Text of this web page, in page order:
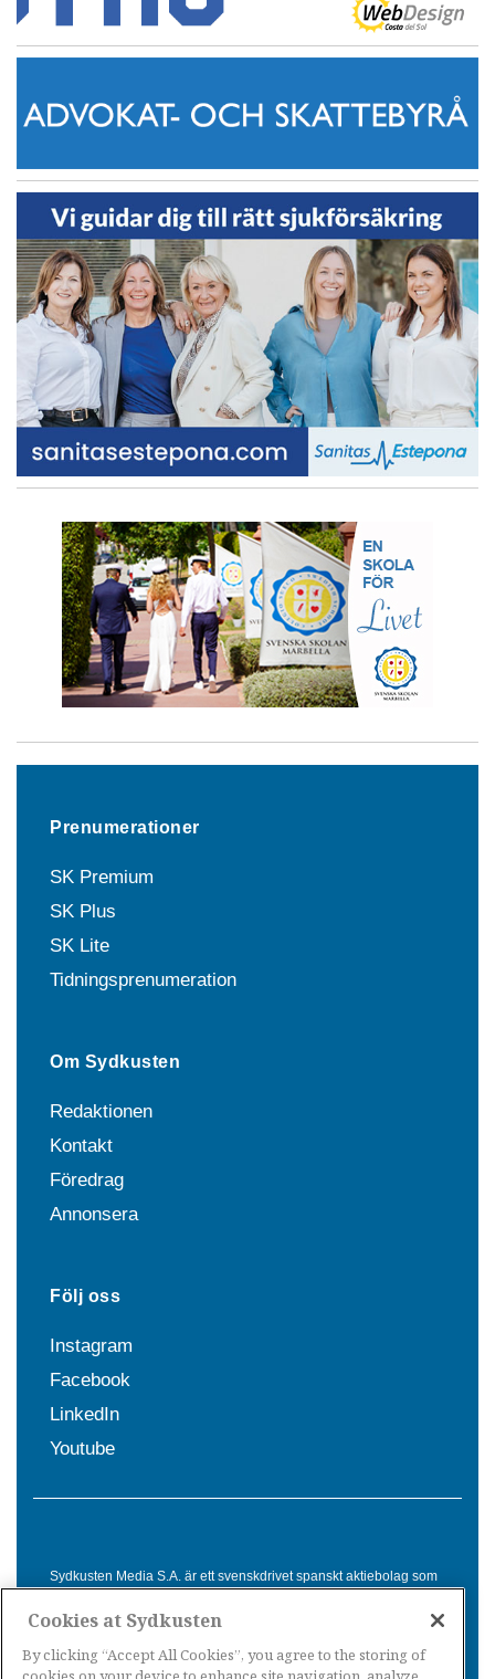
Prenumerationer
SK Premium
SK Plus
SK Lite
Tidningsprenumeration
Om Sydkusten
Redaktionen
Kontakt
Föredrag
Annonsera
Följ oss
Instagram
Facebook
LinkedIn
Youtube
Sydkusten Media S.A. är ett svenskdrivet spanskt aktiebolag som
Spanien. Genom nyhetsbevakning av hela Spanien, med bas på
informationsförmedling för svenskar i Spanien.
Cookies at Sydkusten
By clicking “Accept All Cookies”, you agree to the storing of